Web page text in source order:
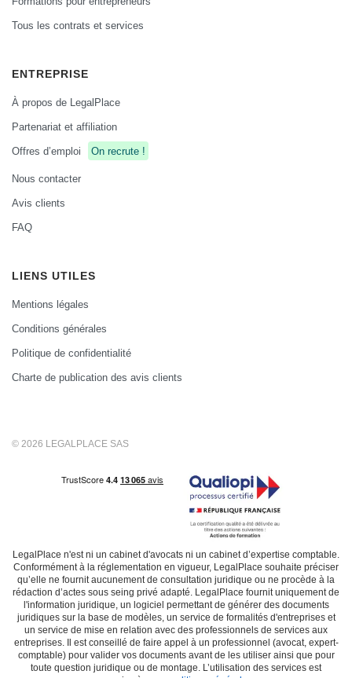
Tous les contrats et services
ENTREPRISE
À propos de LegalPlace
Partenariat et affiliation
Offres d’emploi
On recrute !
Nous contacter
Avis clients
FAQ
LIENS UTILES
Mentions légales
Conditions générales
Politique de confidentialité
Charte de publication des avis clients
© 2026 LEGALPLACE SAS
LegalPlace n'est ni un cabinet d'avocats ni un cabinet d’expertise comptable.
Conformément à la réglementation en vigueur, LegalPlace souhaite préciser
qu’elle ne fournit aucunement de consultation juridique ou ne procède à la
rédaction d’actes sous seing privé adapté. LegalPlace fournit uniquement de
l'information juridique, un logiciel permettant de générer des documents
juridiques sur la base de modèles, un service de formalités d'entreprises et
un service de mise en relation avec des professionnels de services aux
entreprises. Il est conseillé de faire appel à un professionnel (avocat, expert-
comptable) pour valider vos documents avant de les utiliser ainsi que pour
toute question juridique ou de montage. L’utilisation des services est